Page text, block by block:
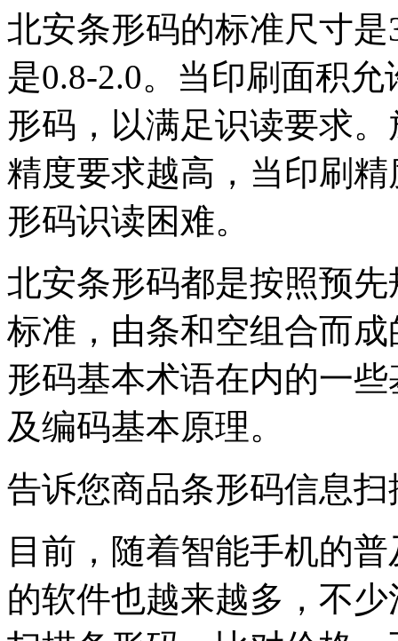
北安条形码的标准尺寸是
是0.8-2.0。当印刷面积
形码，以满足识读要求
精度要求越高，当印刷
形码识读困难。
北安条形码都是按照预
标准，由条和空组合而
形码基本术语在内的一
及编码基本原理。
告诉您商品条形码信息
目前，随着智能手机的
的软件也越来越多，不